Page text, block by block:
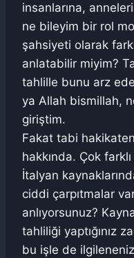
insanlarına,
ne bileyim bir rol
şahsiyeti olarak
anlatabilir miyim?
tahlille bunu arz
ya Allah bismillah,
giriştim.
Fakat tabi
hakkında. Çok
İtalyan
ciddi çarpıtmalar
anlıyorsunuz?
tahliliği yaptığınız
bu işle de